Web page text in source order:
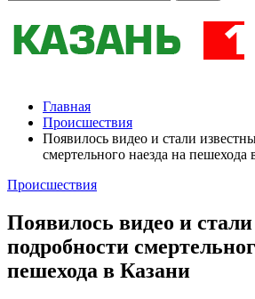
Главная
Происшествия
Появилось видео и стали
смертельного наезда на пешехода
Происшествия
Появилось видео и
подробности
пешехода в Казани